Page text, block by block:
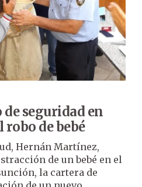
seguridad en
de bebé
Hernán Martínez,
de un bebé en el
la cartera de